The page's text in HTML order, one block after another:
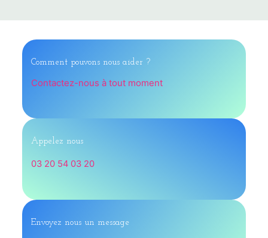
Comment pouvons nous aider ?
Contactez-nous à tout moment
Appelez nous
03 20 54 03 20
Envoyez nous un message